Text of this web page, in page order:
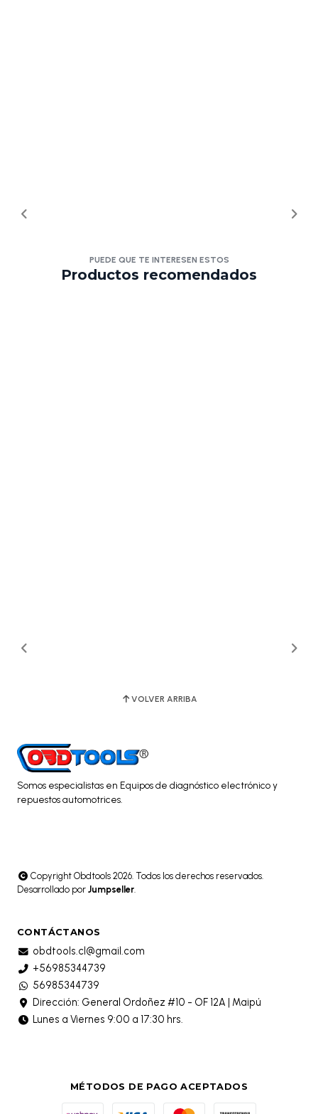
PUEDE QUE TE INTERESEN ESTOS
Productos recomendados
VOLVER ARRIBA
Somos especialistas en Equipos de diagnóstico electrónico y
repuestos automotrices.
Copyright Obdtools 2026. Todos los derechos reservados.
Desarrollado por Jumpseller.
CONTÁCTANOS
obdtools.cl@gmail.com
+56985344739
56985344739
Dirección: General Ordoñez #10 - OF 12A | Maipú
Lunes a Viernes 9:00 a 17:30 hrs.
MÉTODOS DE PAGO ACEPTADOS